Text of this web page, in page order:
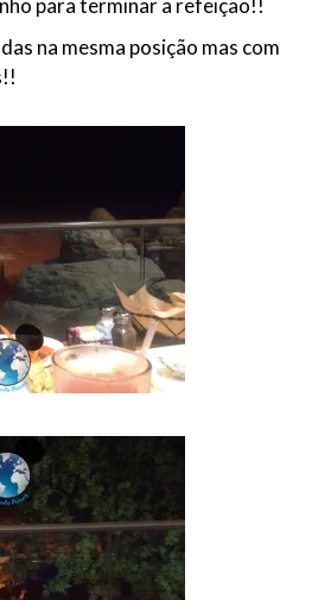
para terminar a refeição!!
na mesma posição mas com